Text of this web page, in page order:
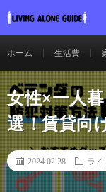
ホーム 生活費
女性×一人
選！賃貸向
2024.02.28 ライ